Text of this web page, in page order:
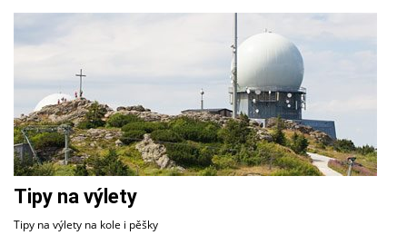
Tipy na výlety
Tipy na výlety na kole i pěšky